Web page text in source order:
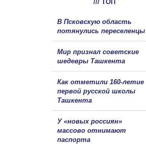
/// ТОП
В Псковскую область
потянулись переселенцы
Мир признал советские
шедевры Ташкента
Как отметили 160-летие
первой русской школы
Ташкента
У «новых россиян»
массово отнимают
паспорта